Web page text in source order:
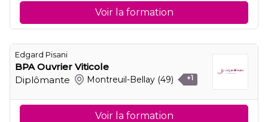
Voir la formation
Edgard Pisani
BPA Ouvrier Viticole
Diplômante
Montreuil-Bellay (49) +1
Voir la formation